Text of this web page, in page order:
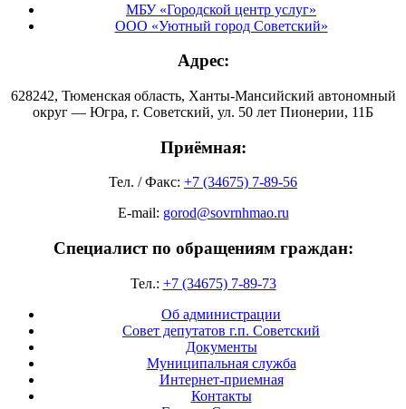
МБУ «Городской центр услуг»
ООО «Уютный город Советский»
Адрес:
628242, Тюменская область, Ханты-Мансийский автономный
округ — Югра, г. Советский, ул. 50 лет Пионерии, 11Б
Приёмная:
Тел. / Факс: +7 (34675) 7-89-56
E-mail: gorod@sovrnhmao.ru
Специалист по обращениям граждан:
Тел.: +7 (34675) 7-89-73
Об администрации
Совет депутатов г.п. Советский
Документы
Муниципальная служба
Интернет-приемная
Контакты